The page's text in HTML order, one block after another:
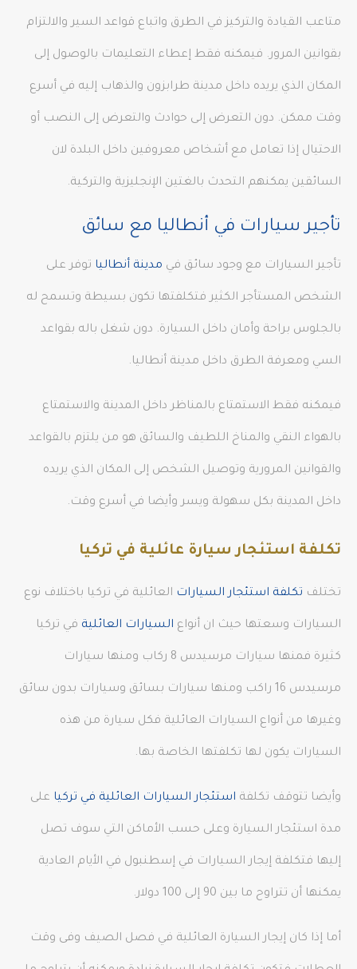
متاعب القيادة والتركيز في الطرق واتباع قواعد السير والالتزام
بقوانين المرور. فيمكنه فقط إعطاء التعليمات بالوصول إلى
المكان الذي يريده داخل مدينة طرابزون والذهاب إليه في أسرع
وقت ممكن. دون التعرض إلى حوادث والتعرض إلى النصب أو
الاحتيال إذا تعامل مع أشخاص معروفين داخل البلدة لان
السائقين يمكنهم التحدث بالغتين الإنجليزية والتركية.
تأجير سيارات في أنطاليا مع سائق
تأجير السيارات مع وجود سائق في مدينة أنطاليا توفر على
الشخص المستأجر الكثير فتكلفتها تكون بسيطة وتسمح له
بالجلوس براحة وأمان داخل السيارة. دون شغل باله بقواعد
السي ومعرفة الطرق داخل مدينة أنطاليا.
فيمكنه فقط الاستمتاع بالمناظر داخل المدينة والاستمتاع
بالهواء النقي والمناخ اللطيف والسائق هو من يلتزم بالقواعد
والقوانين المرورية وتوصيل الشخص إلى المكان الذي يريده
داخل المدينة بكل سهولة ويسر وأيضا في أسرع وقت.
تكلفة استئجار سيارة عائلية في تركيا
تختلف تكلفة استئجار السيارات العائلية في تركيا باختلاف نوع
السيارات وسعتها حيث ان أنواع السيارات العائلية في تركيا
كثيرة فمنها سيارات مرسيدس 8 ركاب ومنها سيارات
مرسيدس 16 راكب ومنها سيارات بسائق وسيارات بدون سائق
وغيرها من أنواع السيارات العائلية فكل سيارة من هذه
السيارات يكون لها تكلفتها الخاصة بها.
وأيضا تتوقف تكلفة استئجار السيارات العائلية في تركيا على
مدة استئجار السيارة وعلى حسب الأماكن التي سوف تصل
إليها فتكلفة إيجار السيارات في إسطنبول في الأيام العادية
يمكنها أن تتراوح ما بين 90 إلى 100 دولار.
أما إذا كان إيجار السيارة العائلية في فصل الصيف وفى وقت